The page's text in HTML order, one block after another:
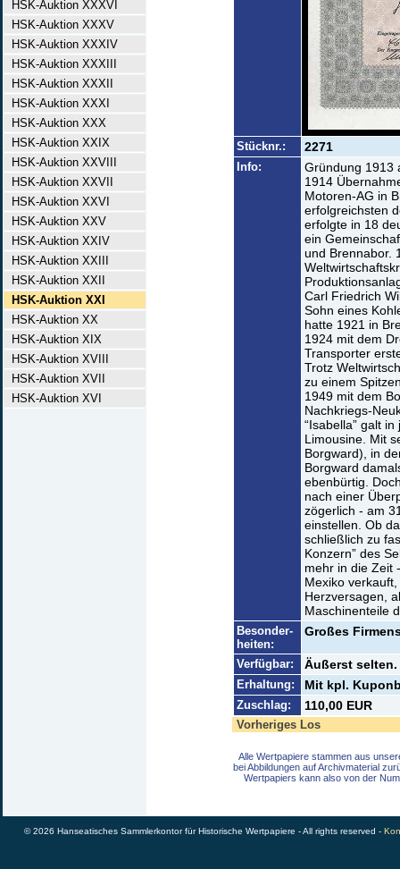
HSK-Auktion XXXVI
HSK-Auktion XXXV
HSK-Auktion XXXIV
HSK-Auktion XXXIII
HSK-Auktion XXXII
HSK-Auktion XXXI
HSK-Auktion XXX
HSK-Auktion XXIX
HSK-Auktion XXVIII
HSK-Auktion XXVII
HSK-Auktion XXVI
HSK-Auktion XXV
HSK-Auktion XXIV
HSK-Auktion XXIII
HSK-Auktion XXII
HSK-Auktion XXI
HSK-Auktion XX
HSK-Auktion XIX
HSK-Auktion XVIII
HSK-Auktion XVII
HSK-Auktion XVI
Stücknr.: 2271
Info:
Gründung 1913
1914
Motoren-AG in
erfolgreichsten
erfolgte in 18
ein
und Brennabor.
Carl Friedrich
Sohn eines
hatte 1921 in
1924 mit dem
Transporter
Trotz
zu einem
1949 mit dem
Nachkriegs-
“Isabella” galt
Limousine. Mit
Borgward), in
Borgward
ebenbürtig.
nach einer
zögerlich - am
einstellen. Ob
schließlich zu
Konzern” des
mehr in die Zeit
Mexiko
Herzversagen,
Maschinenteile
Besonder-
heiten:
Großes
Verfügbar: Äußerst selten.
Erhaltung: Mit kpl.
Zuschlag: 110,00 EUR
Vorheriges Los
Alle Wertpapiere stammen aus
bei Abbildungen auf Archivmaterial
Wertpapiers kann also von der
© 2026 Hanseatisches Sammlerkontor für Historische Wertpapiere - All rights reserved -